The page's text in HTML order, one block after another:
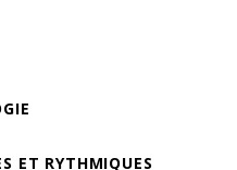
ET RYTHMIQUES